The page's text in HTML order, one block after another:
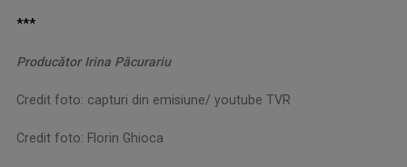
***
Producător Irina Păcurariu
Credit foto: capturi din emisiune/ youtube TVR
Credit foto: Florin Ghioca